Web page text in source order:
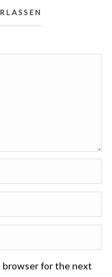
browser for the next